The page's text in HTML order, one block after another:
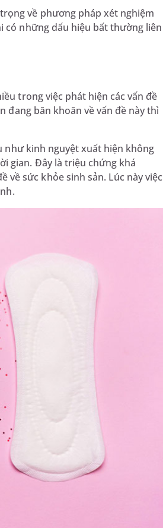
về phương pháp xét nghiệm
có những dấu hiệu bất thường liên
trong việc phát hiện các vấn đề
đang băn khoăn về vấn đề này thì
như kinh nguyệt xuất hiện không
gian. Đây là triệu chứng khá
về sức khỏe sinh sản. Lúc này việc